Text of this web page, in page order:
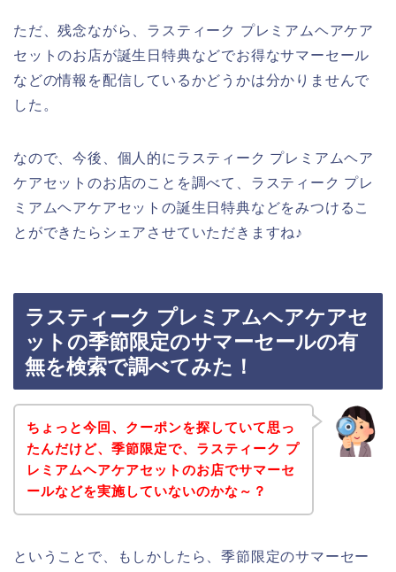
ただ、残念ながら、ラスティーク プレミアムヘアケア
セットのお店が誕生日特典などでお得なサマーセール
などの情報を配信しているかどうかは分かりませんで
した。
なので、今後、個人的にラスティーク プレミアムヘア
ケアセットのお店のことを調べて、ラスティーク プレ
ミアムヘアケアセットの誕生日特典などをみつけるこ
とができたらシェアさせていただきますね♪
ラスティーク プレミアムヘアケアセ
ットの季節限定のサマーセールの有
無を検索で調べてみた！
ちょっと今回、クーポンを探していて思っ
たんだけど、季節限定で、ラスティーク プ
レミアムヘアケアセットのお店でサマーセ
ールなどを実施していないのかな～？
ということで、もしかしたら、季節限定のサマーセー